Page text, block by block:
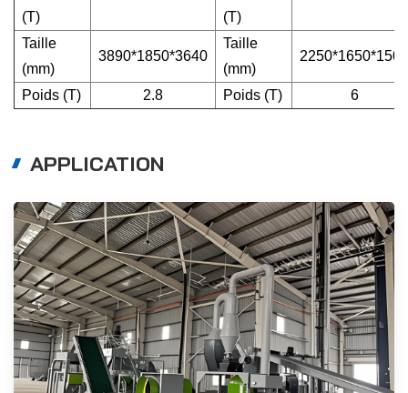
(T)
(T)
Taille
(mm)
3890*1850*3640
Taille
(mm)
2250*1650*1500
Poids (T) 2.8 Poids (T) 6
APPLICATION